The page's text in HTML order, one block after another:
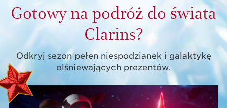
Gotowy na podróż do świata
Clarins?
Odkryj sezon pełen niespodzianek i galaktykę
olśniewających prezentów.